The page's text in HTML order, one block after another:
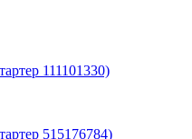
111101330)
515176784)